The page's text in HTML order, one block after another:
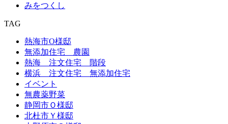
みをつくし
TAG
熱海市O様邸
無添加住宅 農園
熱海 注文住宅 階段
横浜 注文住宅 無添加住宅
イベント
無農薬野菜
静岡市Ｏ様邸
北杜市Ｙ様邸